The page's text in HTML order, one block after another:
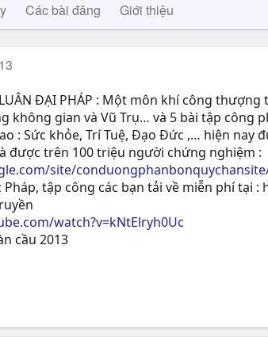
Các bài đăng Giới thiệu
ĐẠI PHÁP : Một môn khí công
không gian và Vũ Trụ… và 5 bài tập
: Sức khỏe, Trí Tuệ, Ðạo Ðức ,… hiện
được trên 100 triệu người chứng nghiệm :
site/
Pháp, tập công các bạn tải về miễn phí tại :
watch?v=kNtElryh0Uc
cầu 2013